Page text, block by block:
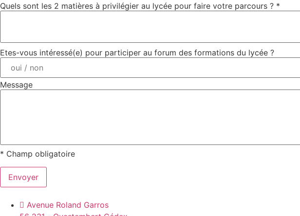
Quels sont les 2 matières à privilégier au lycée pour faire votre parcours ? *
Etes-vous intéressé(e) pour participer au forum des formations du lycée ?
Message
* Champ obligatoire
Envoyer
Avenue Roland Garros